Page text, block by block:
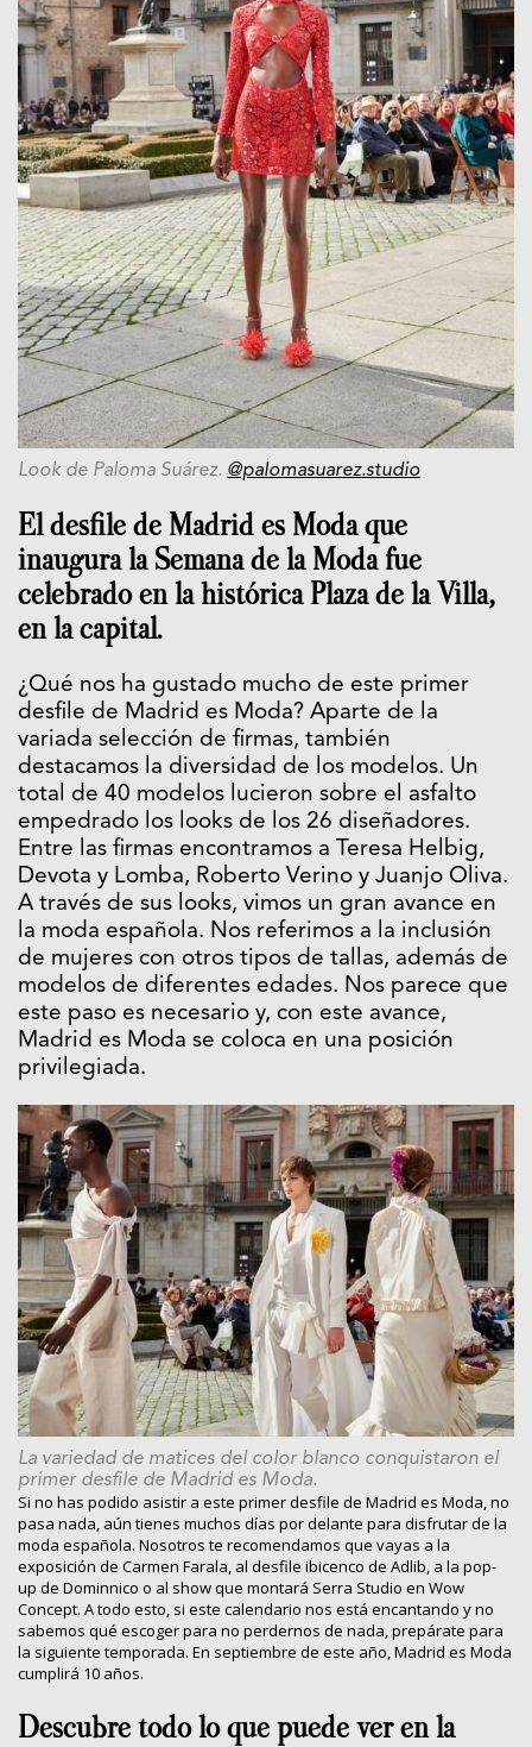
Look de Paloma Suárez. @palomasuarez.studio
El desfile de Madrid es Moda que
inaugura la Semana de la Moda fue
celebrado en la histórica Plaza de la Villa,
en la capital.
¿Qué nos ha gustado mucho de este primer
desfile de Madrid es Moda? Aparte de la
variada selección de firmas, también
destacamos la diversidad de los modelos. Un
total de 40 modelos lucieron sobre el asfalto
empedrado los looks de los 26 diseñadores.
Entre las firmas encontramos a Teresa Helbig,
Devota y Lomba, Roberto Verino y Juanjo Oliva.
A través de sus looks, vimos un gran avance en
la moda española. Nos referimos a la inclusión
de mujeres con otros tipos de tallas, además de
modelos de diferentes edades. Nos parece que
este paso es necesario y, con este avance,
Madrid es Moda se coloca en una posición
privilegiada.
La variedad de matices del color blanco conquistaron el
primer desfile de Madrid es Moda.
Si no has podido asistir a este primer desfile de Madrid es Moda, no
pasa nada, aún tienes muchos días por delante para disfrutar de la
moda española. Nosotros te recomendamos que vayas a la
exposición de Carmen Farala, al desfile ibicenco de Adlib, a la pop-
up de Dominnico o al show que montará Serra Studio en Wow
Concept. A todo esto, si este calendario nos está encantando y no
sabemos qué escoger para no perdernos de nada, prepárate para
la siguiente temporada. En septiembre de este año, Madrid es Moda
cumplirá 10 años.
Descubre todo lo que puede ver en la